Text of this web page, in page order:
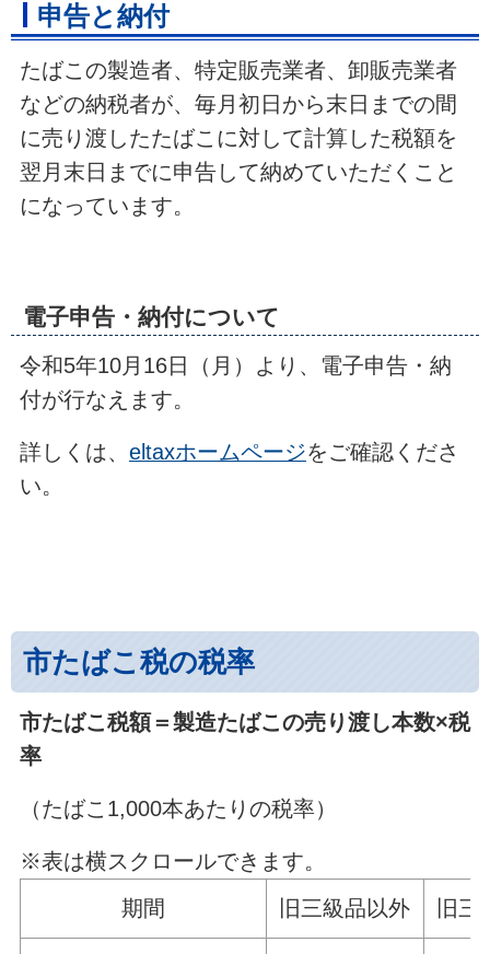
申告と納付
たばこの製造者、特定販売業者、卸販売業者
などの納税者が、毎月初日から末日までの間
に売り渡したたばこに対して計算した税額を
翌月末日までに申告して納めていただくこと
になっています。
電子申告・納付について
令和5年10月16日（月）より、電子申告・納
付が行なえます。
詳しくは、 eltaxホームページをご確認くださ
い。
市たばこ税の税率
市たばこ税額＝製造たばこの売り渡し本数×税
率
（たばこ1,000本あたりの税率）
※表は横スクロールできます。
期間
旧三級品以外 旧